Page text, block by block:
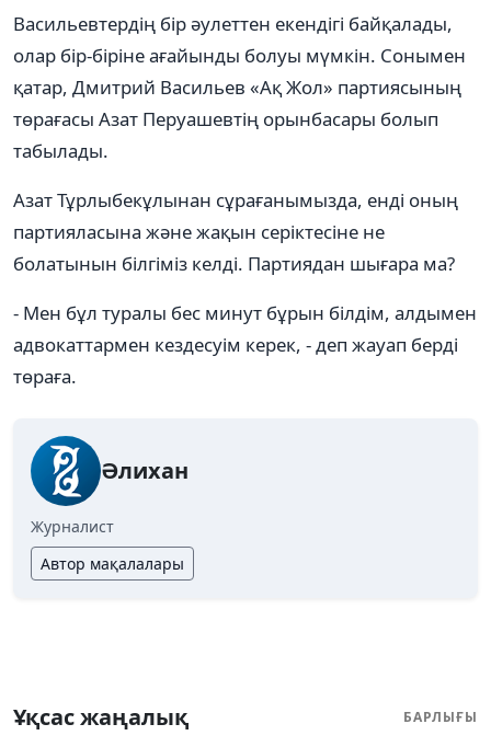
Васильевтердің бір әулеттен екендігі байқалады,
олар бір-біріне ағайынды болуы мүмкін. Сонымен
қатар, Дмитрий Васильев «Ақ Жол» партиясының
төрағасы Азат Перуашевтің орынбасары болып
табылады.
Азат Тұрлыбекұлынан сұрағанымызда, енді оның
партияласына және жақын серіктесіне не
болатынын білгіміз келді. Партиядан шығара ма?
- Мен бұл туралы бес минут бұрын білдім, алдымен
адвокаттармен кездесуім керек, - деп жауап берді
төраға.
Әлихан
Журналист
Автор мақалалары
Ұқсас жаңалық БАРЛЫҒЫ